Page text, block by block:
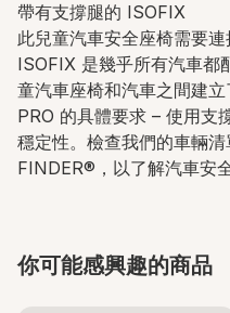
帶有支撐腿的 ISOFIX
此兒童汽車安全座椅需要
ISOFIX 是幾乎所有汽車都
童汽車座椅和汽車之間建
PRO 的具體要求 – 使用支
穩定性。檢查我們的車輛
FINDER®，以了解汽車安
你可能感興趣的商品